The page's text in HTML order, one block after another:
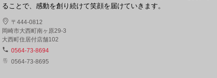
ることで、感動を創り続けて笑顔を届けていきます。
〒444-0812
岡崎市大西町南ヶ原29-3
大西町住居付店舗102
0564-73-8694
0564-73-8695